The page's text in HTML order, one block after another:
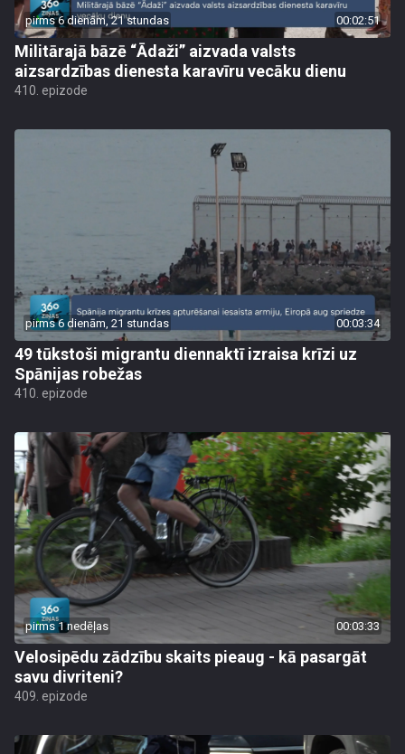
pirms 6 dienām, 21 stundas 00:02:51
Militārajā bāzē “Ādaži” aizvada valsts
aizsardzības dienesta karavīru vecāku dienu
410. epizode
pirms 6 dienām, 21 stundas 00:03:34
49 tūkstoši migrantu diennaktī izraisa krīzi uz
Spānijas robežas
410. epizode
pirms 1 nedēļas 00:03:33
Velosipēdu zādzību skaits pieaug - kā pasargāt
savu divriteni?
409. epizode